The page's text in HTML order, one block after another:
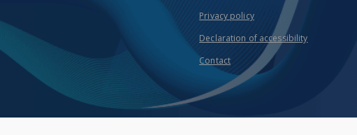
Privacy policy
Declaration of accessibility
Contact